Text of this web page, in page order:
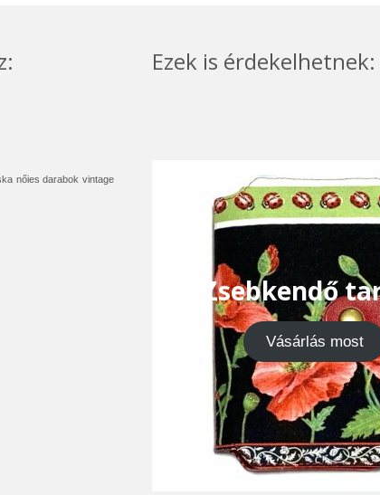
nőies darabok vintage
Ezek is érdekelhetnek:
Zsebkendő
Vásárlás most